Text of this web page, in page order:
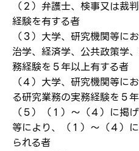
（２）弁護士、検事又は裁
経験を有する者
（３）大学、研究機関等に
治学、経済学、公共政策学
務経験を５年以上有する者
（４）大学、研究機関等に
る研究業務の実務経験を５
（５）（１）～（４）に掲
等により、（１）～（４）
られる者